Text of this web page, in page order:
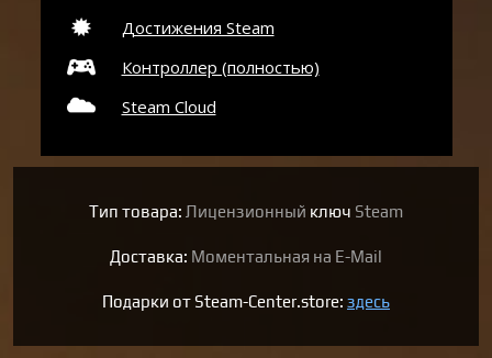
Достижения Steam
Контроллер (полностью)
Steam Cloud
Тип товара: Лицензионный ключ Steam
Доставка: Моментальная на E-Mail
Подарки от Steam-Center.store: здесь